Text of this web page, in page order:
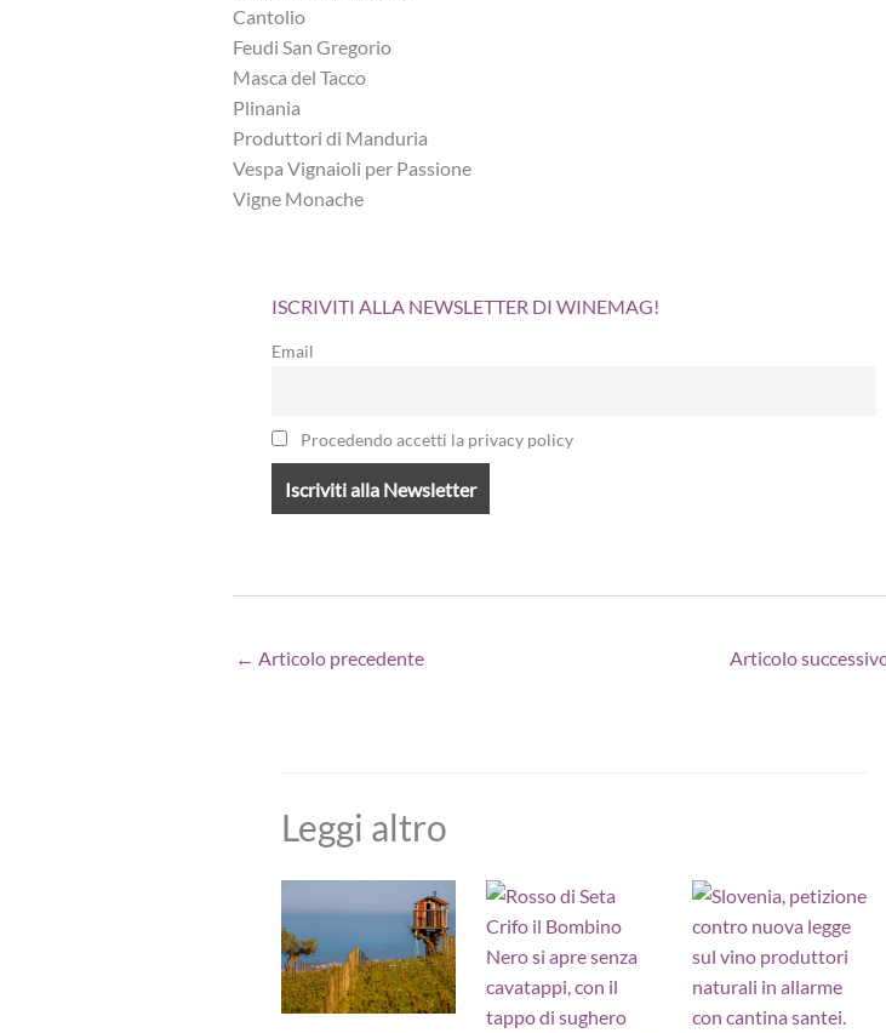
Cantolio
Feudi San Gregorio
Masca del Tacco
Plinania
Produttori di Manduria
Vespa Vignaioli per Passione
Vigne Monache
ISCRIVITI ALLA NEWSLETTER DI WINEMAG!
Email
Procedendo accetti la privacy policy
← Articolo precedente Articolo
Leggi altro